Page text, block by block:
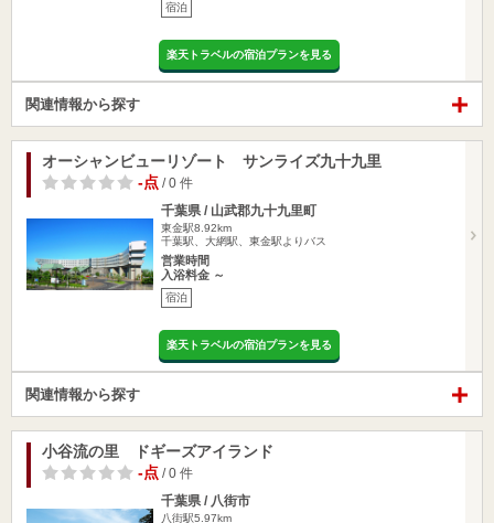
宿泊
楽天トラベルの宿泊プランを見る
関連情報から探す
オーシャンビューリゾート サンライズ九十九里
-点 / 0 件
千葉県 / 山武郡九十九里町
東金駅8.92km
千葉駅、大網駅、東金駅よりバス
営業時間
入浴料金 ～
宿泊
楽天トラベルの宿泊プランを見る
関連情報から探す
小谷流の里 ドギーズアイランド
-点 / 0 件
千葉県 / 八街市
八街駅5.97km